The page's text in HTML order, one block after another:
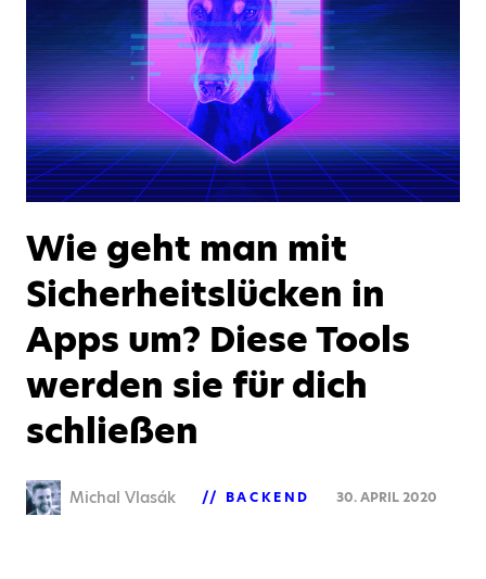
Wie geht man mit
Sicherheitslücken in
Apps um? Diese Tools
werden sie für dich
schließen
Michal Vlasák BACKEND 30. APRIL 2020